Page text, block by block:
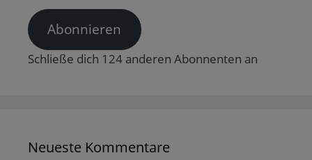
Abonnieren
Schließe dich 124 anderen Abonnenten an
Neueste Kommentare